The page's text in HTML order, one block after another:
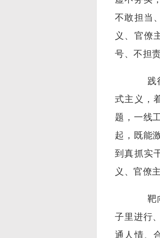
不敢担当
义、官僚
号、不担
践行
式主义，
题，一线
起，既能
到真抓实
义、官僚
靶向
子里进行
通人情、